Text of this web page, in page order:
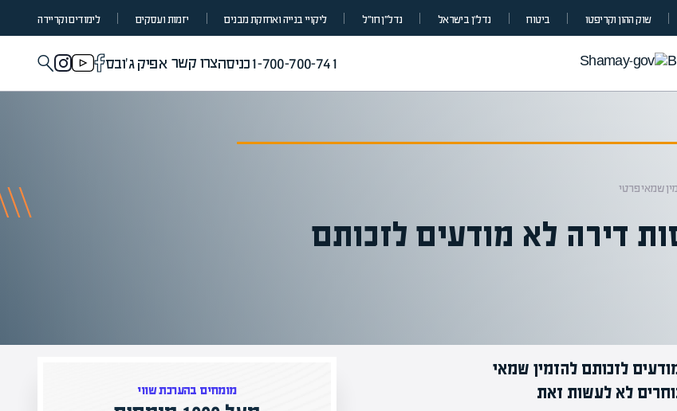
שוק ההון וקריפטו ביטוח נדל”ן בישראל נדל״ן חו״ל ליקויי בנייה ואחזקת מבנים יזמות ועסקים לימודים וקריירה
1-700-700-741כניסהצרו קשר אפיק ג'ובס
שמאי פרטי
דירה לא מודעים לזכותם
59% מהמבוטחים לא מודעים לזכותם להזמין שמאי